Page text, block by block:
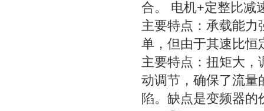
合。 电机+定整比减
主要特点：承载能力
单，但由于其速比恒
主要特点：扭矩大，
动调节，确保了流量
陷。缺点是变频器的